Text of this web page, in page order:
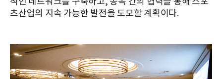
츠산업의 지속 가능한 발전을 도모할 계획이다.